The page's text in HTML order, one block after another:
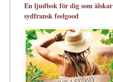
En ljudbok för dig som älskar
sydfransk feelgood